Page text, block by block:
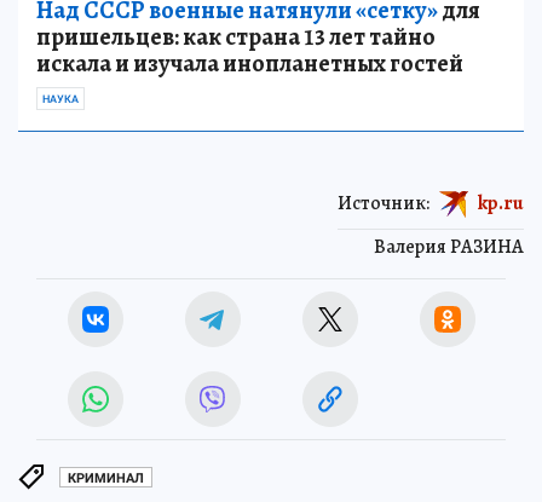
Над СССР военные натянули «сетку»для
пришельцев: как страна 13 лет тайно
искала и изучала инопланетных гостей
НАУКА
Валерия РАЗИНА
Источник: kp.ru
КРИМИНАЛ